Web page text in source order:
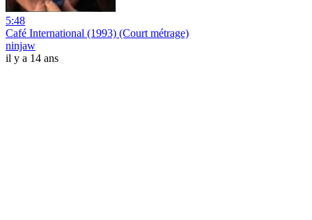
5:48
Café International (1993) (Court métrage)
ninjaw
il y a 14 ans